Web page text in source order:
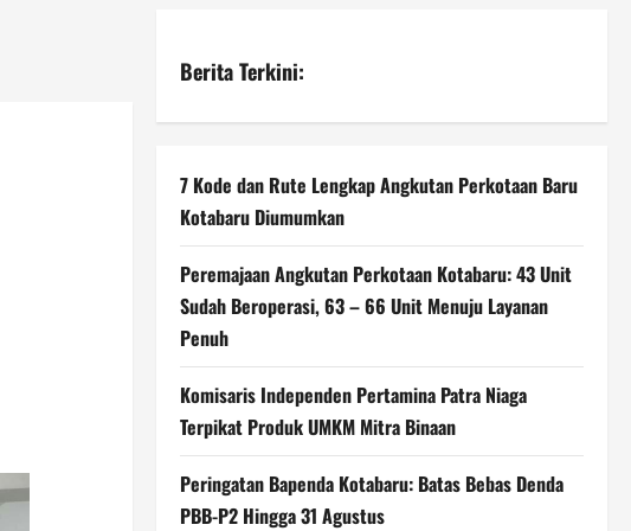
Berita Terkini:
7 Kode dan Rute Lengkap Angkutan Perkotaan Baru
Kotabaru Diumumkan
Peremajaan Angkutan Perkotaan Kotabaru: 43 Unit
Sudah Beroperasi, 63 – 66 Unit Menuju Layanan
Penuh
Komisaris Independen Pertamina Patra Niaga
Terpikat Produk UMKM Mitra Binaan
Peringatan Bapenda Kotabaru: Batas Bebas Denda
PBB-P2 Hingga 31 Agustus